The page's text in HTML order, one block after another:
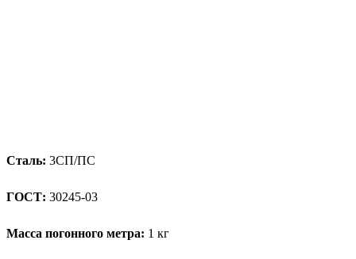
Сталь: 3СП/ПС
ГОСТ: 30245-03
Масса погонного метра: 1 кг